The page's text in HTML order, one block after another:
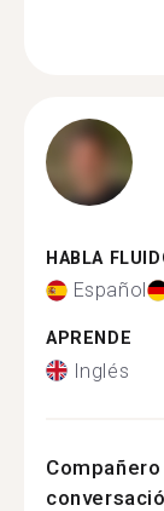
HABLA
Español
APRENDE
Inglés